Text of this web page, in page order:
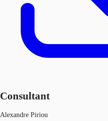
Consultant
Alexandre Piriou